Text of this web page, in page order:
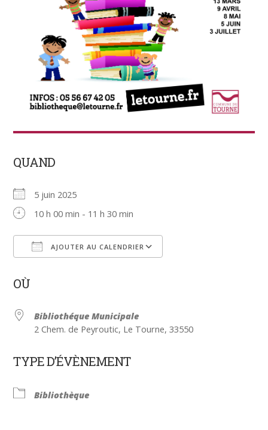
QUAND
5 juin 2025
10 h 00 min - 11 h 30 min
AJOUTER AU CALENDRIER
OÙ
Bibliothéque Municipale
2 Chem. de Peyroutic, Le Tourne, 33550
TYPE D’ÉVÈNEMENT
Bibliothèque